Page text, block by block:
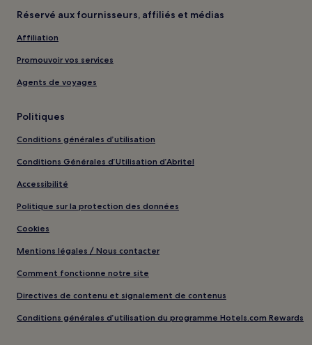
Réservé aux fournisseurs, affiliés et médias
Affiliation
Promouvoir vos services
Agents de voyages
Politiques
Conditions générales d’utilisation
Conditions Générales d’Utilisation d’Abritel
Accessibilité
Politique sur la protection des données
Cookies
Mentions légales / Nous contacter
Comment fonctionne notre site
Directives de contenu et signalement de contenus
Conditions générales d’utilisation du programme Hotels.com Rewards